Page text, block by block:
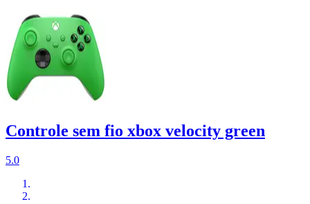
Controle sem fio xbox velocity green
5.0